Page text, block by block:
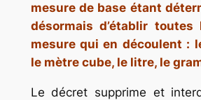
mesure de base étant
désormais d’établir
mesure qui en découlent :
le mètre cube, le litre, le
Le décret supprime et